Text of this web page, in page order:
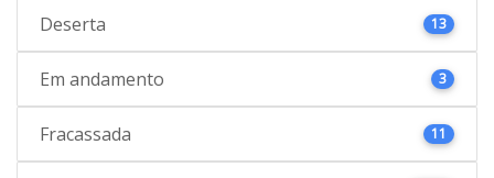
Deserta 13
Em andamento 3
Fracassada 11